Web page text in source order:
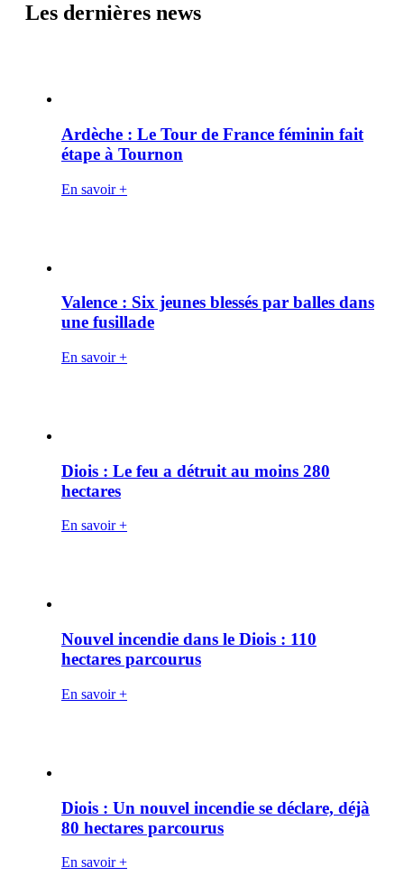
Les dernières news
Ardèche : Le Tour de France féminin fait
étape à Tournon
En savoir +
Valence : Six jeunes blessés par balles dans
une fusillade
En savoir +
Diois : Le feu a détruit au moins 280
hectares
En savoir +
Nouvel incendie dans le Diois : 110
hectares parcourus
En savoir +
Diois : Un nouvel incendie se déclare, déjà
80 hectares parcourus
En savoir +